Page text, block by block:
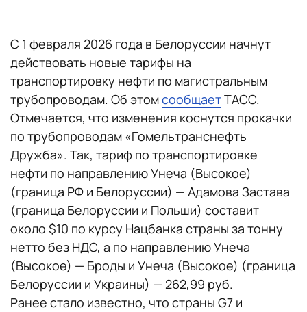
С 1 февраля 2026 года в Белоруссии начнут
действовать новые тарифы на
транспортировку нефти по магистральным
трубопроводам. Об этомсообщаетТАСС.
Отмечается, что изменения коснутся прокачки
по трубопроводам «Гомельтранснефть
Дружба». Так, тариф по транспортировке
нефти по направлению Унеча (Высокое)
(граница РФ и Белоруссии) — Адамова Застава
(граница Белоруссии и Польши) составит
около $10 по курсу Нацбанка страны за тонну
нетто без НДС, а по направлению Унеча
(Высокое) — Броды и Унеча (Высокое) (граница
Белоруссии и Украины) — 262,99 руб.
Ранее стало известно, что страны G7 и